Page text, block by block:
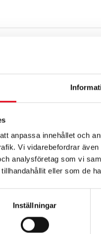
anpassa innehållet och
Vi vidarebefordrar
analysföretag som vi
eller som de
Inställningar
allmän väg och andra platser
att montera den direkt på
tid.
med högst 25 meters